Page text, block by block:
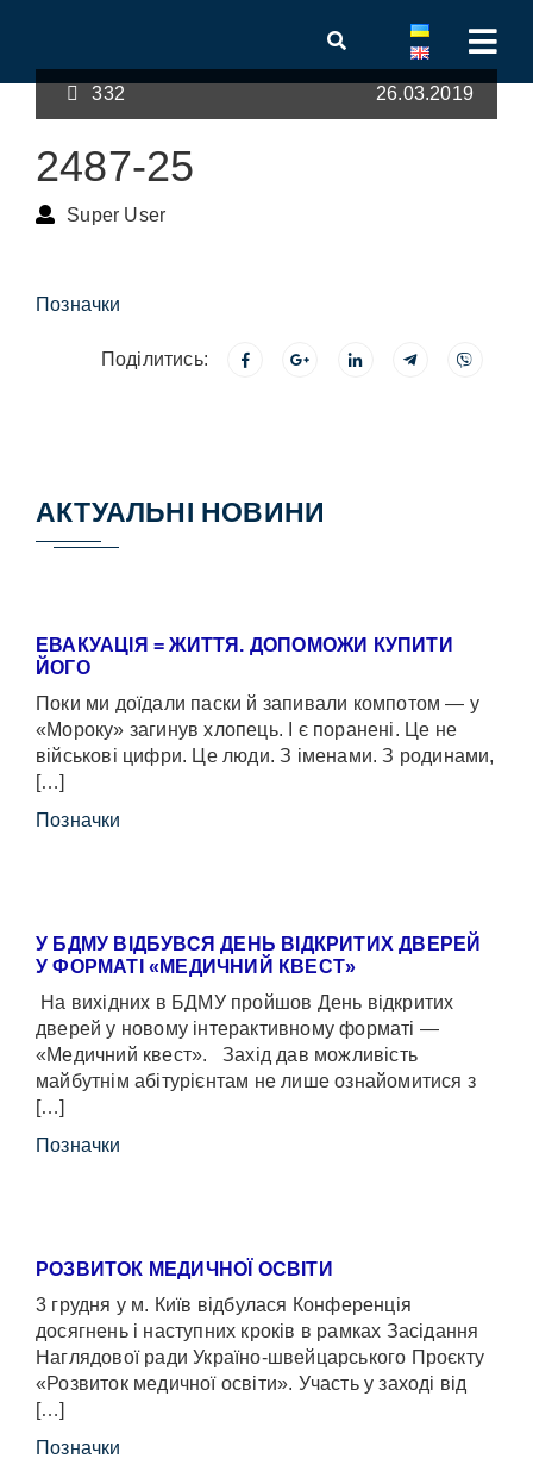
332 26.03.2019
2487-25
Super User
Позначки
Поділитись:
АКТУАЛЬНІ НОВИНИ
ЕВАКУАЦІЯ = ЖИТТЯ. ДОПОМОЖИ КУПИТИ
ЙОГО
Поки ми доїдали паски й запивали компотом — у
«Мороку» загинув хлопець. І є поранені. Це не
військові цифри. Це люди. З іменами. З родинами,
[…]
Позначки
У БДМУ ВІДБУВСЯ ДЕНЬ ВІДКРИТИХ ДВЕРЕЙ
У ФОРМАТІ «МЕДИЧНИЙ КВЕСТ»
На вихідних в БДМУ пройшов День відкритих
дверей у новому інтерактивному форматі —
«Медичний квест». Захід дав можливість
майбутнім абітурієнтам не лише ознайомитися з
[…]
Позначки
РОЗВИТОК МЕДИЧНОЇ ОСВІТИ
3 грудня у м. Київ відбулася Конференція
досягнень і наступних кроків в рамках Засідання
Наглядової ради Україно-швейцарського Проєкту
«Розвиток медичної освіти». Участь у заході від
[…]
Позначки